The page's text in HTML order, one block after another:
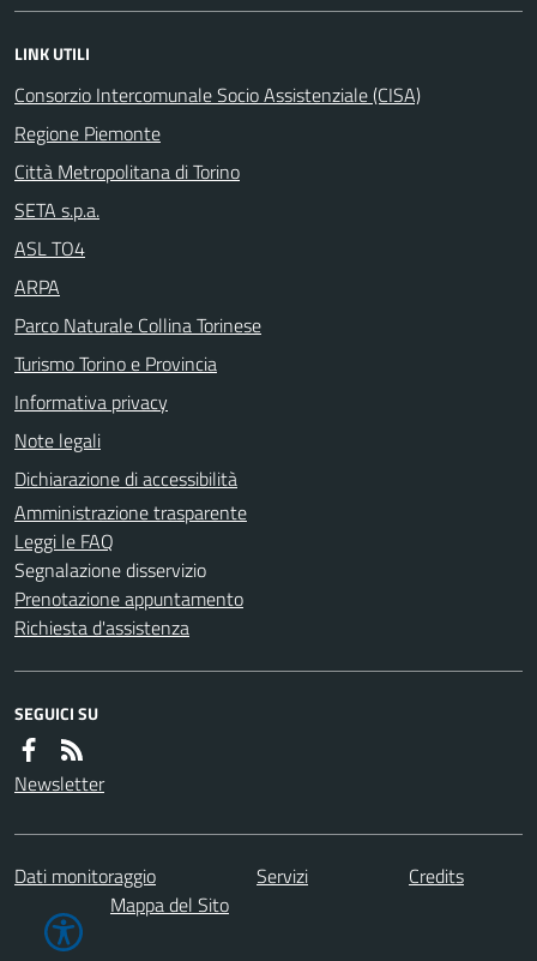
LINK UTILI
Consorzio Intercomunale Socio Assistenziale (CISA)
Regione Piemonte
Città Metropolitana di Torino
SETA s.p.a.
ASL TO4
ARPA
Parco Naturale Collina Torinese
Turismo Torino e Provincia
Informativa privacy
Note legali
Dichiarazione di accessibilità
Amministrazione trasparente
Leggi le FAQ
Segnalazione disservizio
Prenotazione appuntamento
Richiesta d'assistenza
SEGUICI SU
Newsletter
Dati monitoraggio Servizi
Credits
Mappa del Sito